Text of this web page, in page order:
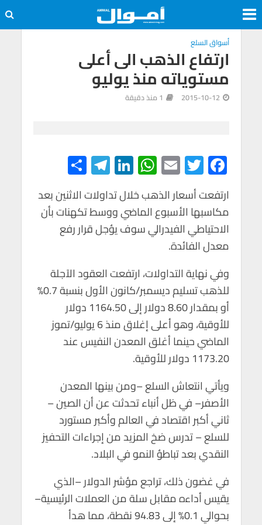
أسواق السلع
ارتفاع الذهب الى أعلى
مستوياته منذ يوليو
2015-10-12 1 منذ دقيقة
F
ac
e
b
o
o
k
T
wi
tt
er
E
m
ail
W
h
at
s
A
p
Li
n
ke
dI
n
Te
le
gr
a
m
h
ar
e
ارتفعت أسعار الذهب خلال تداولات الاثنين بعد
مكاسبها الأسبوع الماضي ووسط تكهنات بأن
الاحتياطي الفيدرالي سوف يؤجل قرار رفع
معدل الفائدة.
وفي نهاية التداولات، ارتفعت العقود الآجلة
للذهب تسليم ديسمبر/كانون الأول بنسبة 0.7%
أو بمقدار 8.60 دولار إلى 1164.50 دولار
للأوقية، وهو أعلى إغلاق منذ 6 يوليو/تموز
الماضي حينما أغلق المعدن النفيس عند
1173.20 دولار للأوقية.
ويأتي انتعاش السلع –ومن بينها المعدن
الأصفر– في ظل أنباء تحدثت عن أن الصين –
ثاني أكبر اقتصاد في العالم وأكبر مستورد
للسلع – تدرس ضخ المزيد من إجراءات التحفيز
النقدي بعد تباطؤ النمو في البلاد.
في غضون ذلك، تراجع مؤشر الدولار –الذي
يقيس أداءه مقابل سلة من العملات الرئيسية–
بحوالي 0.1% إلى 94.83 نقطة، مما هدأ